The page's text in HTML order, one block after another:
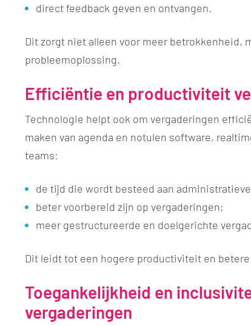
direct feedback geven en ontvangen.
Dit zorgt niet alleen voor meer betrokkenheid,
probleemoplossing.
Efficiëntie en productiviteit
Technologie helpt ook om vergaderingen
maken van agenda en notulen software,
teams:
​de tijd die wordt besteed aan
beter voorbereid zijn op vergaderingen;
meer gestructureerde en doelgerichte
Dit leidt tot een hogere productiviteit en
Toegankelijkheid en
vergaderingen